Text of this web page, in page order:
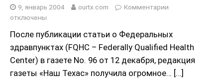
9, январь 2004 ourtx.com
Комментарии
отключены
После публикации статьи о Федеральных
здравпунктах (FQHC – Federally Qualified Health
Center) в газете No. 96 от 12 декабря, редакция
газеты «Наш Техас» получила огромное… […]